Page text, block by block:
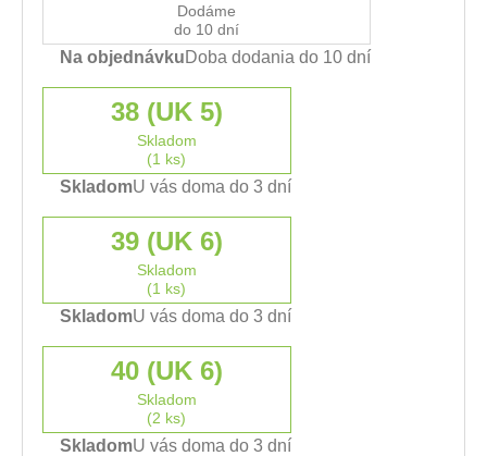
Dodáme
do 10 dní
Na objednávkuDoba dodania do 10 dní
38 (UK 5)
Skladom
(1 ks)
SkladomU vás doma do 3 dní
39 (UK 6)
Skladom
(1 ks)
SkladomU vás doma do 3 dní
40 (UK 6)
Skladom
(2 ks)
SkladomU vás doma do 3 dní